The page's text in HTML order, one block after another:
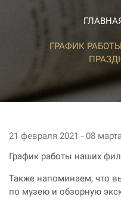
ГРАФИК
21 февраля 2021 - 08
График работы наших
Также напоминаем, что
по музею и обзорную